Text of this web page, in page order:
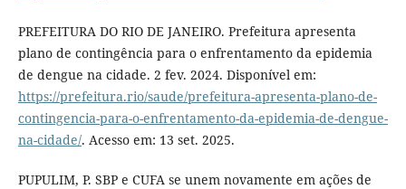
PREFEITURA DO RIO DE JANEIRO. Prefeitura apresenta
plano de contingência para o enfrentamento da epidemia
de dengue na cidade. 2 fev. 2024. Disponível em:
https://prefeitura.rio/saude/prefeitura-apresenta-plano-de-
contingencia-para-o-enfrentamento-da-epidemia-de-dengue-
na-cidade/. Acesso em: 13 set. 2025.
PUPULIM, P. SBP e CUFA se unem novamente em ações de